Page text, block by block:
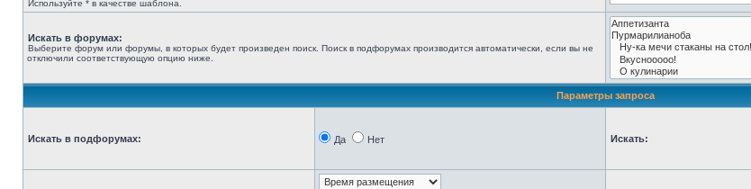
Используйте * в качестве шаблона.
Искать в форумах:
Выберите форум или форумы, в которых будет произведен поиск. Поиск в подфорумах производится автоматически, если вы не
отключили соответствующую опцию ниже.
Параметры запроса
Искать в подфорумах: Да Нет Искать: